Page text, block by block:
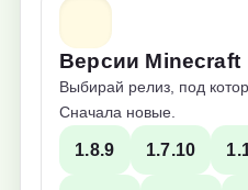
Версии Minecraft
Выбирай релиз, под
Сначала новые.
1.8.9 1.7.10